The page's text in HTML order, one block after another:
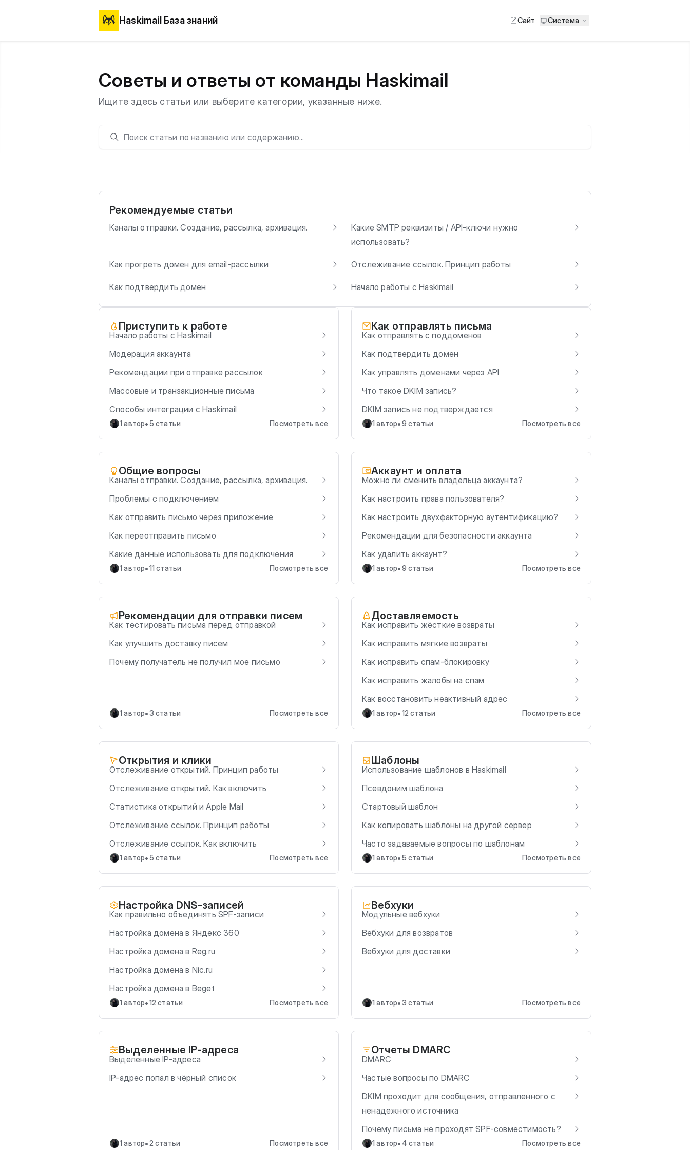
Haskimail База знаний Сайт Система
Советы и ответы от команды Haskimail
Ищите здесь статьи или выберите категории, указанные ниже.
Рекомендуемые статьи
Каналы отправки. Создание, рассылка, архивация.
Какие SMTP реквизиты / API-ключи нужно
использовать?
Как прогреть домен для email-рассылки Отслеживание ссылок. Принцип работы
Как подтвердить домен Начало работы с Haskimail
Приступить к работе
Начало работы с Haskimail
Модерация аккаунта
Рекомендации при отправке рассылок
Массовые и транзакционные письма
Cпособы интеграции с Haskimail
1 автор•5 статьи Посмотреть все
Как отправлять письма
Как отправлять с поддоменов
Как подтвердить домен
Как управлять доменами через API
Что такое DKIM запись?
DKIM запись не подтверждается
1 автор•9 статьи Посмотреть все
Общие вопросы
Каналы отправки. Создание, рассылка, архивация.
Проблемы с подключением
Как отправить письмо через приложение
Как переотправить письмо
Какие данные использовать для подключения
1 автор•11 статьи Посмотреть все
Аккаунт и оплата
Можно ли сменить владельца аккаунта?
Как настроить права пользователя?
Как настроить двухфакторную аутентификацию?
Рекомендации для безопасности аккаунта
Как удалить аккаунт?
1 автор•9 статьи Посмотреть все
Рекомендации для отправки писем
Как тестировать письма перед отправкой
Как улучшить доставку писем
Почему получатель не получил мое письмо
1 автор•3 статьи Посмотреть все
Доставляемость
Как исправить жёсткие возвраты
Как исправить мягкие возвраты
Как исправить спам-блокировку
Как исправить жалобы на спам
Как восстановить неактивный адрес
1 автор•12 статьи Посмотреть все
Открытия и клики
Отслеживание открытий. Принцип работы
Отслеживание открытий. Как включить
Статистика открытий и Apple Mail
Отслеживание ссылок. Принцип работы
Отслеживание ссылок. Как включить
1 автор•5 статьи Посмотреть все
Шаблоны
Использование шаблонов в Haskimail
Псевдоним шаблона
Стартовый шаблон
Как копировать шаблоны на другой сервер
Часто задаваемые вопросы по шаблонам
1 автор•5 статьи Посмотреть все
Настройка DNS-записей
Как правильно объединять SPF-записи
Настройка домена в Яндекс 360
Настройка домена в Reg.ru
Настройка домена в Nic.ru
Настройка домена в Beget
1 автор•12 статьи Посмотреть все
Вебхуки
Модульные вебхуки
Вебхуки для возвратов
Вебхуки для доставки
1 автор•3 статьи Посмотреть все
Выделенные IP-адреса
Выделенные IP-адреса
IP-адрес попал в чёрный список
1 автор•2 статьи Посмотреть все
Отчеты DMARC
DMARC
Частые вопросы по DMARC
DKIM проходит для сообщения, отправленного с
ненадежного источника
Почему письма не проходят SPF-совместимость?
1 автор• 4 статьи Посмотреть все